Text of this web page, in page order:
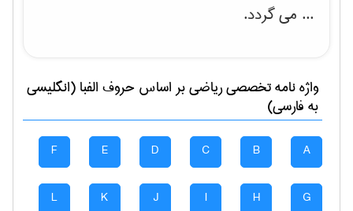
... می گردد.
واژه نامه تخصصیرياضیبر اساس حروف الفبا (انگلیسی
به فارسی)
A
B
C
D
E
F
G
H
I
J
K
L